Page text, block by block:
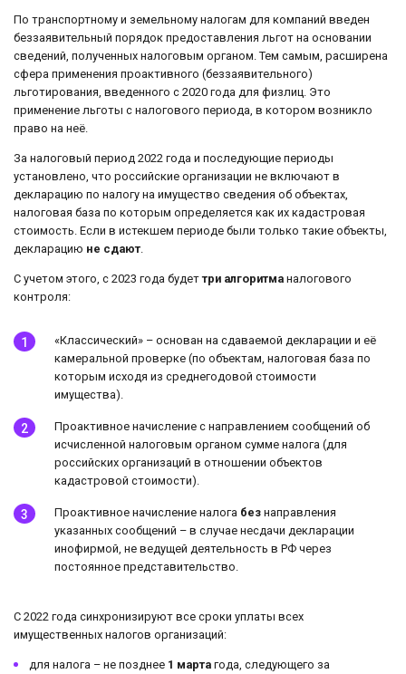
По транспортному и земельному налогам для компаний введен
беззаявительный порядок предоставления льгот на основании
сведений, полученных налоговым органом. Тем самым, расширена
сфера применения проактивного (беззаявительного)
льготирования, введенного с 2020 года для физлиц. Это
применение льготы с налогового периода, в котором возникло
право на неё.
За налоговый период 2022 года и последующие периоды
установлено, что российские организации не включают в
декларацию по налогу на имущество сведения об объектах,
налоговая база по которым определяется как их кадастровая
стоимость. Если в истекшем периоде были только такие объекты,
декларацию не сдают.
С учетом этого, с 2023 года будеттри алгоритма налогового
контроля:
«Классический» – основан на сдаваемой декларации и её
камеральной проверке (по объектам, налоговая база по
которым исходя из среднегодовой стоимости
имущества).
Проактивное начисление с направлением сообщений об
исчисленной налоговым органом сумме налога (для
российских организаций в отношении объектов
кадастровой стоимости).
Проактивное начисление налога без направления
указанных сообщений – в случае несдачи декларации
инофирмой, не ведущей деятельность в РФ через
постоянное представительство.
С 2022 года синхронизируют все сроки уплаты всех
имущественных налогов организаций:
для налога – не позднее 1 марта года, следующего за